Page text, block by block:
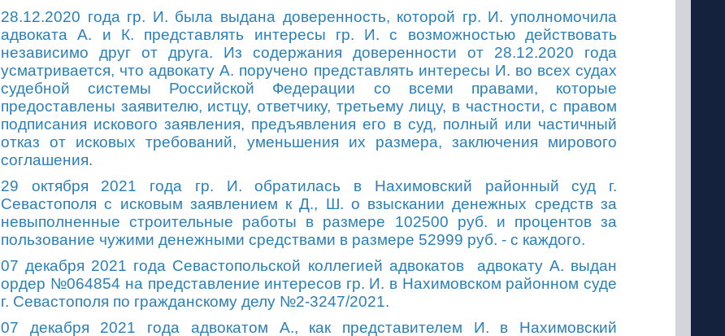
28.12.2020 года гр. И. была выдана доверенность, которой гр. И. уполномочила
адвокатаА. и К. представлять интересы гр. И. с возможностью действовать
независимо друг от друга. Из содержания доверенности от 28.12.2020 года
усматривается, что адвокату А. поручено представлять интересы И. во всех судах
судебной системы Российской Федерации со всеми правами, которые
предоставлены заявителю, истцу, ответчику, третьему лицу, в частности, с правом
подписания искового заявления, предъявления его в суд, полный или частичный
отказ от исковых требований, уменьшения их размера, заключения мирового
соглашения.
29 октября 2021 года гр. И. обратилась в Нахимовский районный суд г.
Севастополя с исковым заявлением к Д., Ш. о взыскании денежных средств за
невыполненные строительные работы в размере 102500 руб. и процентов за
пользование чужими денежными средствами в размере 52999 руб. - с каждого.
07 декабря 2021 года Севастопольской коллегией адвокатов адвокату А. выдан
ордер №064854 на представление интересов гр. И. в Нахимовском районном суде
г. Севастополя по гражданскому делу №2-3247/2021.
07 декабря 2021 года адвокатом А., как представителем И. в Нахимовский